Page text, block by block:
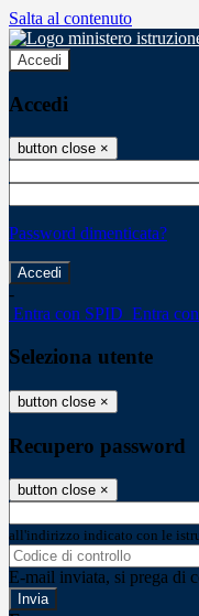
Salta al contenuto
Accedi
Accedi
button close ×
Password dimenticata?
-
Entra con SPID Entra
Seleziona utente
button close ×
Recupero password
button close ×
all'indirizzo indicato con le
E-mail inviata, si prega di